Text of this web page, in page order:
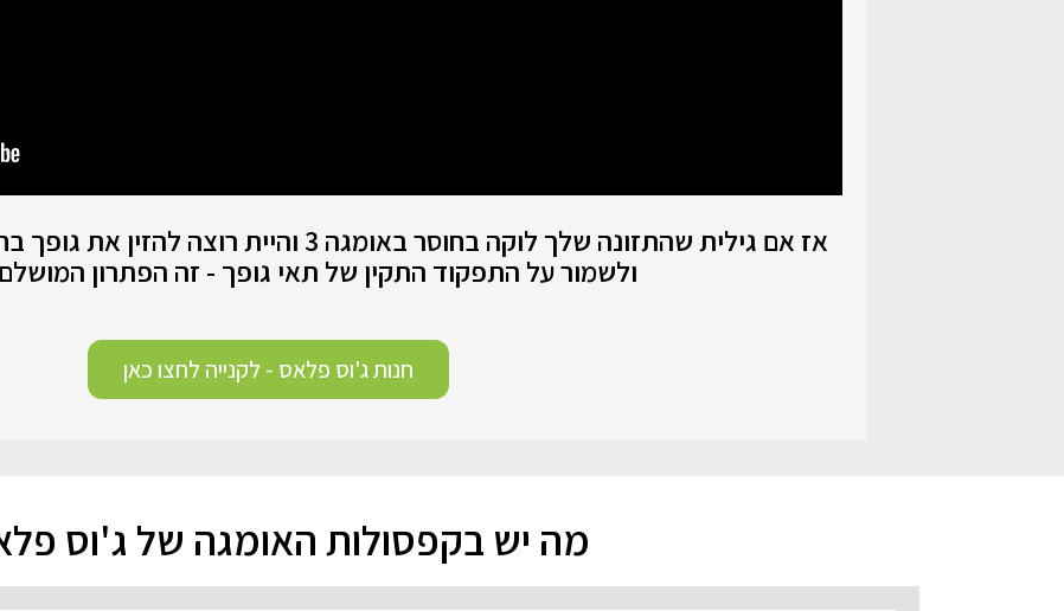
אז אם גילית שהתזונה שלך לוקה בחוסר באומגה 3
ולשמור על התפקוד התקין של תאי גופך - זה הפתרון
חנות ג'וס פלאס - לקנייה לחצו כאן
מה יש בקפסולות האומגה של ג'וס